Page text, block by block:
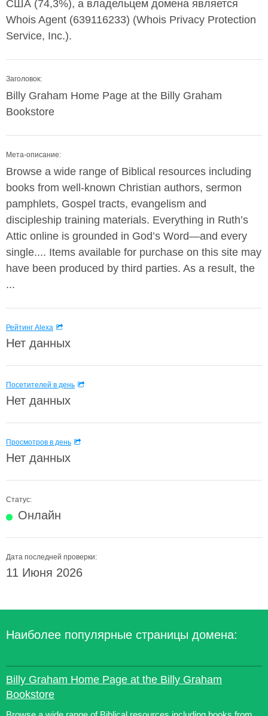
США (74,3%), а владельцем домена является
Whois Agent (639116233) (Whois Privacy Protection
Service, Inc.).
Заголовок:
Billy Graham Home Page at the Billy Graham
Bookstore
Мета-описание:
Browse a wide range of Biblical resources including
books from well-known Christian authors, sermon
pamphlets, Gospel tracts, evangelism and
discipleship training materials. Everything in Ruth’s
Attic online is grounded in God’s Word—and every
single.... Items available for purchase on this site may
have been produced by third parties. As a result, the
...
Рейтинг Alexa
Нет данных
Посетителей в день
Нет данных
Просмотров в день
Нет данных
Статус:
Онлайн
Дата последней проверки:
11 Июня 2026
Наиболее популярные страницы домена:
Billy Graham Home Page at the Billy Graham
Bookstore